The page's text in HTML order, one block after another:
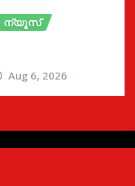
ന്യൂസ്
Aug 6, 2026